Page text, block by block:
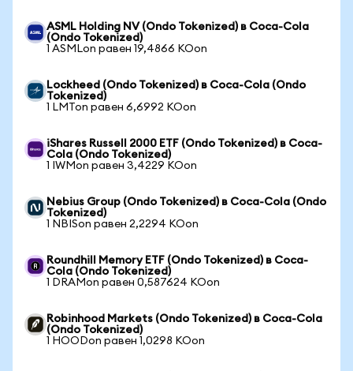
ASML Holding NV (Ondo Tokenized) в Coca-Cola
(Ondo Tokenized)
1 ASMLon равен 19,4866 KOon
Lockheed (Ondo Tokenized) в Coca-Cola (Ondo
Tokenized)
1 LMTon равен 6,6992 KOon
iShares Russell 2000 ETF (Ondo Tokenized) в Coca-
Cola (Ondo Tokenized)
1 IWMon равен 3,4229 KOon
Nebius Group (Ondo Tokenized) в Coca-Cola (Ondo
Tokenized)
1 NBISon равен 2,2294 KOon
Roundhill Memory ETF (Ondo Tokenized) в Coca-
Cola (Ondo Tokenized)
1 DRAMon равен 0,587624 KOon
Robinhood Markets (Ondo Tokenized) в Coca-Cola
(Ondo Tokenized)
1 HOODon равен 1,0298 KOon